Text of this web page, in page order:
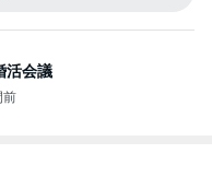
活会議
前